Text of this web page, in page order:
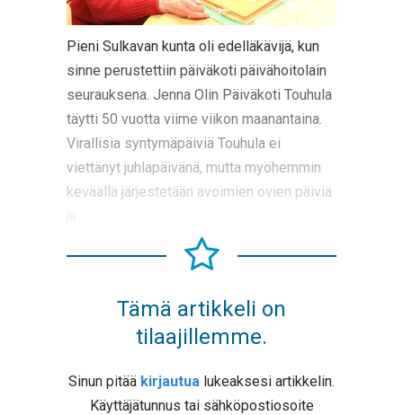
Pieni Sulkavan kunta oli edelläkävijä, kun
sinne perustettiin päiväkoti päivähoitolain
seurauksena. Jenna Olin Päiväkoti Touhula
täytti 50 vuotta viime viikon maanantaina.
Virallisia syntymäpäiviä Touhula ei
viettänyt juhlapäivänä, mutta myöhemmin
keväällä järjestetään avoimien ovien päiviä
Tämä artikkeli on
tilaajillemme.
Sinun pitää kirjautua lukeaksesi artikkelin.
Käyttäjätunnus tai sähköpostiosoite